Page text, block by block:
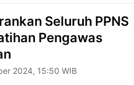
Seluruh PPNS
Pengawas
2024, 15:50 WIB